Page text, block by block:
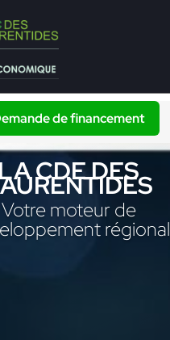
de financement
LA CDE DES
Votre moteur de
régional